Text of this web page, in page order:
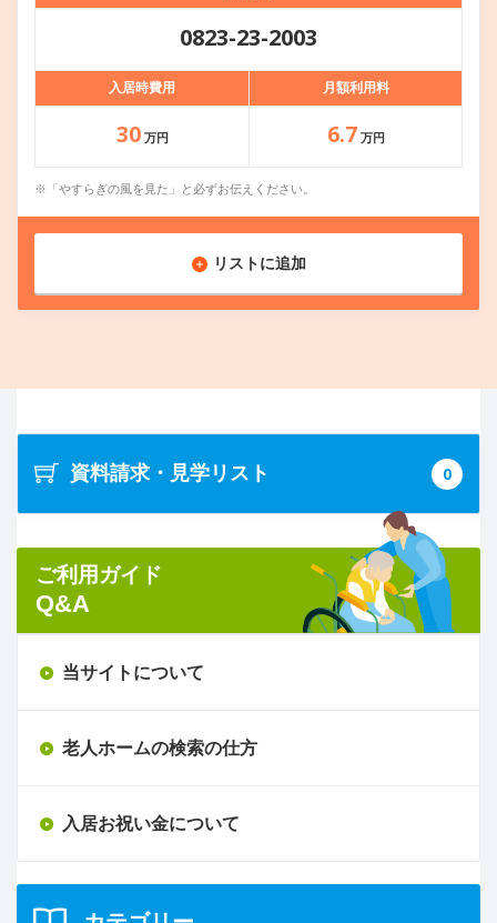
0823-23-2003
入居時費用 月額利用料
30 万円 6.7 万円
※「やすらぎの風を見た」と必ずお伝えください。
リストに追加
資料請求・見学リスト 0
ご利用ガイド
Q&A
当サイトについて
老人ホームの検索の仕方
入居お祝い金について